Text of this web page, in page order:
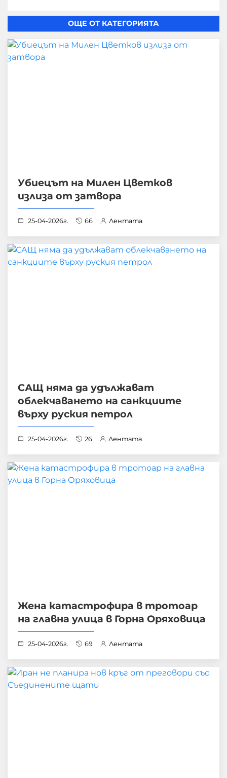
ОЩЕ ОТ КАТЕГОРИЯТА
Убиецът на Милен Цветков
излиза от затвора
25-04-2026г. 66 Лентата
САЩ няма да удължават
облекчаването на санкциите
върху руския петрол
25-04-2026г. 26 Лентата
Жена катастрофира в тротоар
на главна улица в Горна Оряховица
25-04-2026г. 69 Лентата